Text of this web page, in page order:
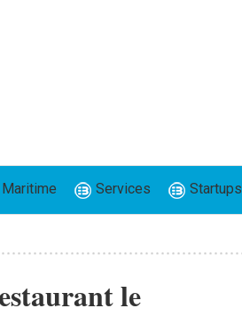
Maritime Services Startups
le